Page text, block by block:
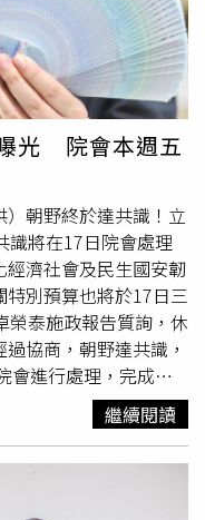
大部分都維持原預
整修案預算，國防部與
萬5千元。另外戰備
、民眾黨團都提案要
他討論，但對於戰備
7億。國防部長顧立雄
業。最終朝野皆同意
司令部游泳池整修工
用泳池，且也有利用
識，陸軍刪除8214萬
長安營區、金湯營區
因此國防部也同意共
能量項目，國軍醫院
案，馬文君強調考量
達成預期目標仍待討
減3億2202萬。軍醫院
，也因現正已有執行
光 院會本週五
朝野終於達共識！立
識將在17日院會處理
濟社會及民生國安韌
別預算也將於17日三
榮泰施政報告質詢，休
協商，朝野達共識，
會進行處理，完成三
行施政質詢，並處理
案。目前該特別預算
野協商以及二輪提
繼續閱讀